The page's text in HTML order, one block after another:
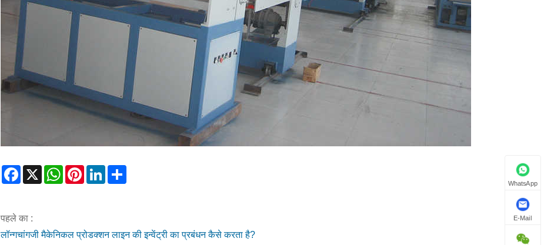
Facebook
X WhatsAppPinterestLinkedIn
पहले का :
लॉन्गचांगजी मैकेनिकल प्रोडक्शन लाइन की इन्वेंट्री का प्रबंधन कैसे करता है?
WhatsApp
E-Mail